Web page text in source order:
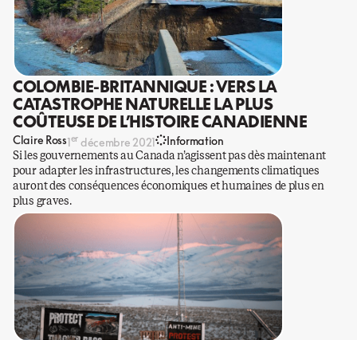
COLOMBIE-BRITANNIQUE : VERS LA
CATASTROPHE NATURELLE LA PLUS
COÛTEUSE DE L’HISTOIRE CANADIENNE
Claire Ross1er décembre 2021 Information
Si les gouvernements au Canada n’agissent pas dès maintenant
pour adapter les infrastructures, les changements climatiques
auront des conséquences économiques et humaines de plus en
plus graves.